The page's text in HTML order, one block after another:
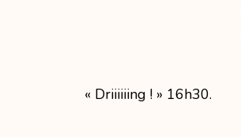
« Driiiiiing ! » 16h30.